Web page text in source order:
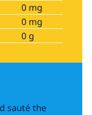
0 mg
0 mg
0 g
sauté the